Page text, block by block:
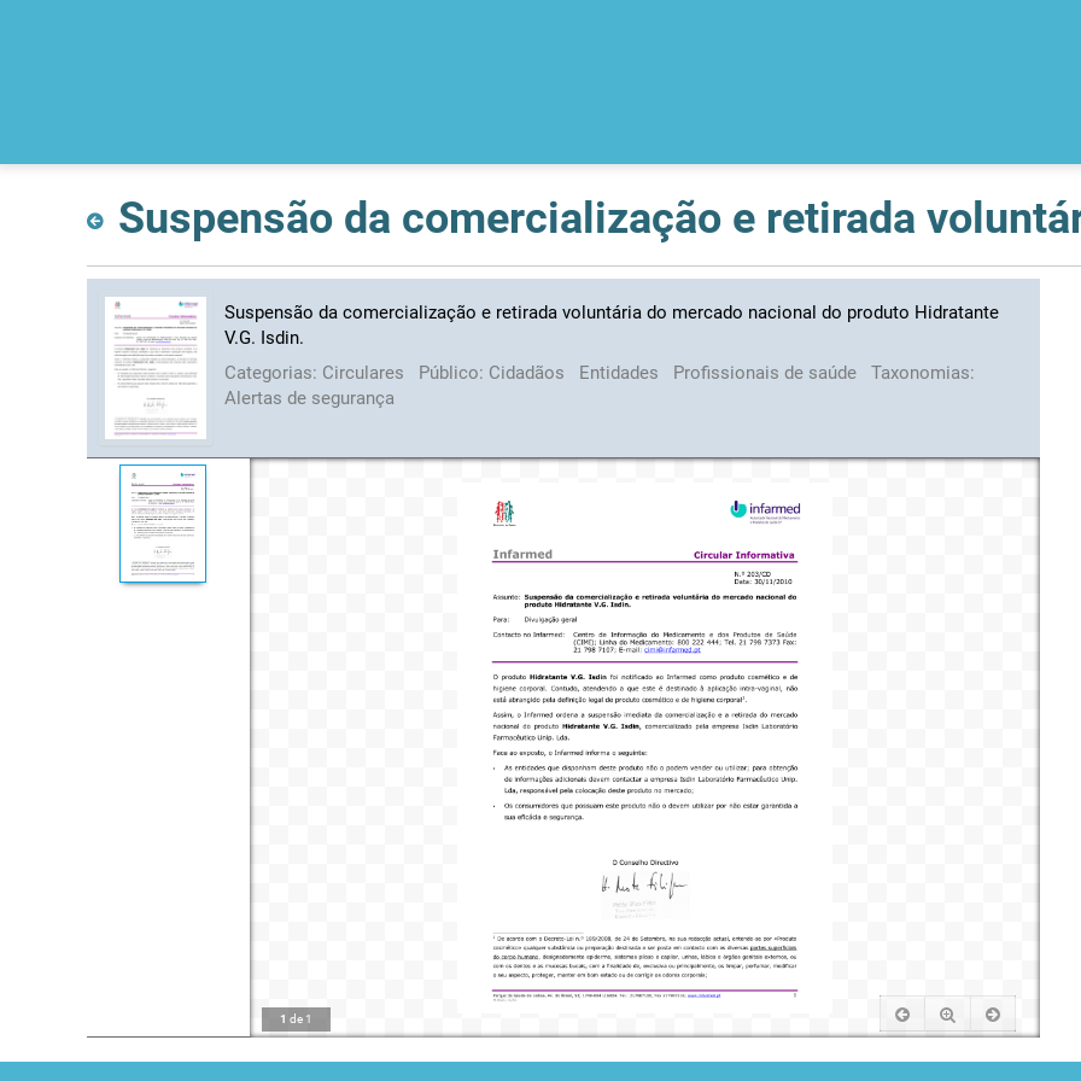
Suspensão da comercialização e retirada voluntária do mercado nacional do produto Hidratante
V.G. Isdin.
Categorias: Circulares Público: Cidadãos Entidades Profissionais de saúde
Taxonomias:
Alertas de segurança
1 de 1